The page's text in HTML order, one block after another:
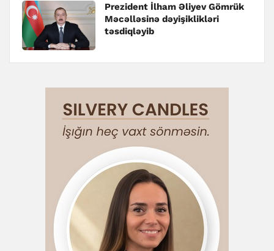
Prezident İlham Əliyev Gömrük
Məcəlləsinə dəyişiklikləri
təsdiqləyib